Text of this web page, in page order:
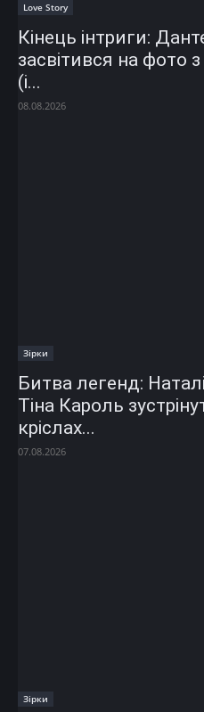
Love Story
Кінець інтриги:
засвітився на фото
(і...
08.08.2026
Зірки
Битва легенд:
Тіна Кароль
кріслах...
07.08.2026
Зірки